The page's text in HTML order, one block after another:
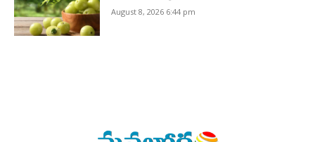
August 8, 2026 6:44 pm